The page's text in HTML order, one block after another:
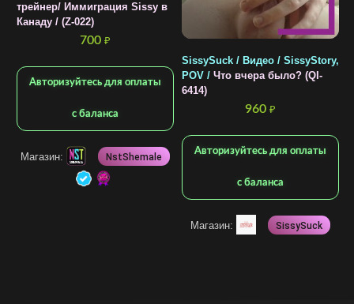
трейнер/ Иммиграция Sissy в
Канаду / (Z-022)
700 ₽
Авторизуйтесь для оплаты
с баланса
Магазин: NstShemale
SissySuck / Видео / SissyStory,
POV / Что вчера было? (QI-
6414)
960 ₽
Авторизуйтесь для оплаты
с баланса
Магазин: SissySuck